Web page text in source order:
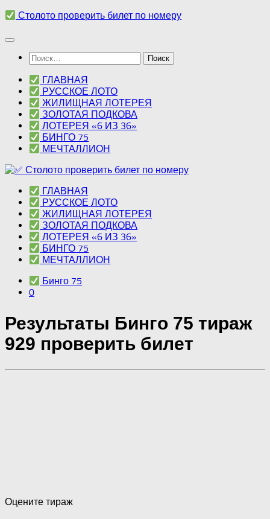
Перейти
содержимому
Столото проверить билет по номеру
Найти:
ГЛАВНАЯ
РУССКОЕ ЛОТО
ЖИЛИЩНАЯ ЛОТЕРЕЯ
ЗОЛОТАЯ ПОДКОВА
ЛОТЕРЕЯ «6 ИЗ 36»
БИНГО 75
МЕЧТАЛЛИОН
ГЛАВНАЯ
РУССКОЕ ЛОТО
ЖИЛИЩНАЯ ЛОТЕРЕЯ
ЗОЛОТАЯ ПОДКОВА
ЛОТЕРЕЯ «6 ИЗ 36»
БИНГО 75
МЕЧТАЛЛИОН
Бинго 75
0
Результаты Бинго 75 тираж
929 проверить билет
Оцените тираж